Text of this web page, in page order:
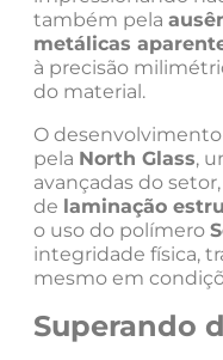
também pela
metálicas
à precisão
do material.
O
pela North Glass,
avançadas do
de laminação
o uso do polímero
integridade física,
mesmo em
Superando